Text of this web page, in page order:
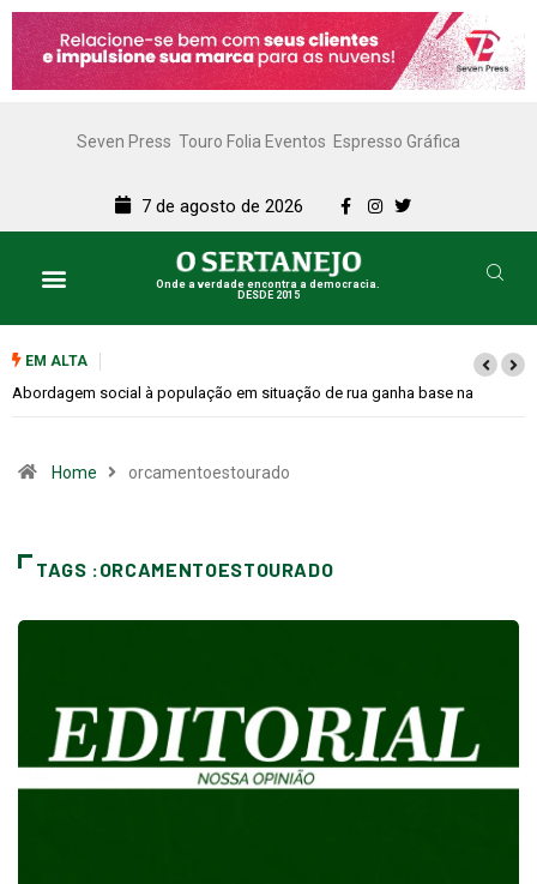
Seven Press Touro Folia Eventos Espresso Gráfica
7 de agosto de 2026
Onde a verdade encontra a democracia.
DESDE 2015
EM ALTA
Abordagem social à população em situação de rua ganha base na
Home orcamentoestourado
TAGS :ORCAMENTOESTOURADO